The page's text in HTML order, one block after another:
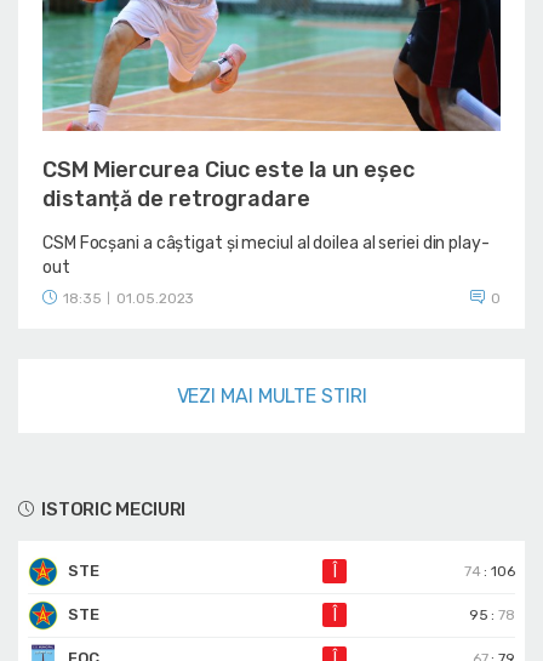
ISTORIC MECIURI
STE 74 :106
STE 95 :78
CSM Miercurea Ciuc este la un eșec
distanță de retrogradare
CSM Focșani a câștigat și meciul al doilea al seriei din play-
out
18:35 01.05.2023 0
VEZI MAI MULTE STIRI